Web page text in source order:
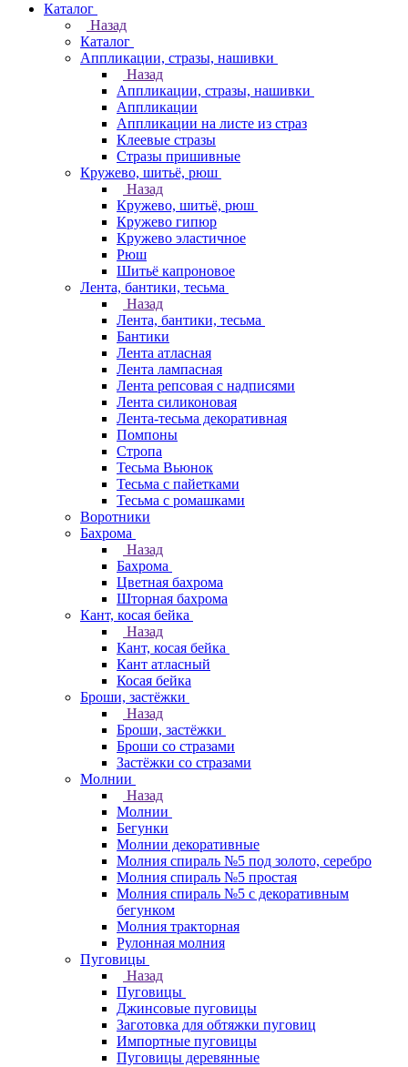
Каталог
Назад
Каталог
Аппликации, стразы, нашивки
Назад
Аппликации, стразы, нашивки
Аппликации
Аппликации на листе из страз
Клеевые стразы
Стразы пришивные
Кружево, шитьё, рюш
Назад
Кружево, шитьё, рюш
Кружево гипюр
Кружево эластичное
Рюш
Шитьё капроновое
Лента, бантики, тесьма
Назад
Лента, бантики, тесьма
Бантики
Лента атласная
Лента лампасная
Лента репсовая с надписями
Лента силиконовая
Лента-тесьма декоративная
Помпоны
Стропа
Тесьма Вьюнок
Тесьма с пайетками
Тесьма с ромашками
Воротники
Бахрома
Назад
Бахрома
Цветная бахрома
Шторная бахрома
Кант, косая бейка
Назад
Кант, косая бейка
Кант атласный
Косая бейка
Броши, застёжки
Назад
Броши, застёжки
Броши со стразами
Застёжки со стразами
Молнии
Назад
Молнии
Бегунки
Молнии декоративные
Молния спираль №5 под золото, серебро
Молния спираль №5 простая
Молния спираль №5 с декоративным
бегунком
Молния тракторная
Рулонная молния
Пуговицы
Назад
Пуговицы
Джинсовые пуговицы
Заготовка для обтяжки пуговиц
Импортные пуговицы
Пуговицы деревянные